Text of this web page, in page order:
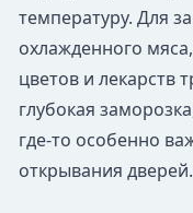
температуру. Для
охлажденного
цветов и лекарств
глубокая
где-то особенно
открывания дверей.